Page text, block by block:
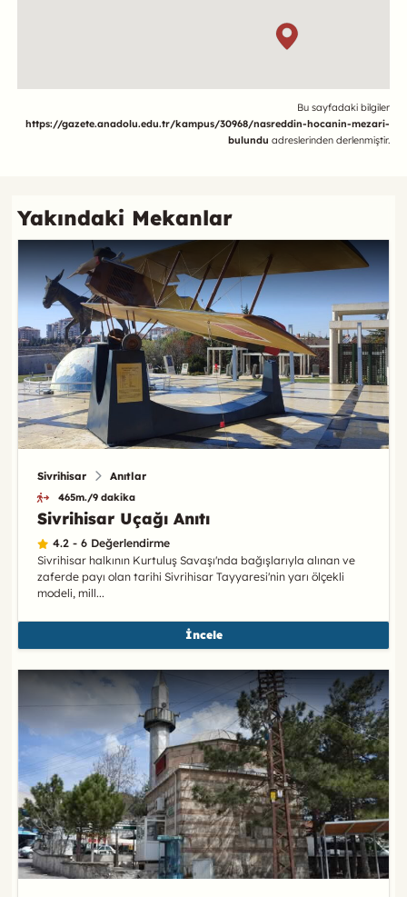
Bu sayfadaki bilgiler
https://gazete.anadolu.edu.tr/kampus/30968/nasreddin-hocanin-mezari-
bulundu adreslerinden derlenmiştir.
Yakındaki Mekanlar
Sivrihisar Anıtlar
465m./9 dakika
Sivrihisar Uçağı Anıtı
4.2 - 6 Değerlendirme
Sivrihisar halkının Kurtuluş Savaşı'nda bağışlarıyla alınan ve
zaferde payı olan tarihi Sivrihisar Tayyaresi'nin yarı ölçekli
modeli, mill...
İncele